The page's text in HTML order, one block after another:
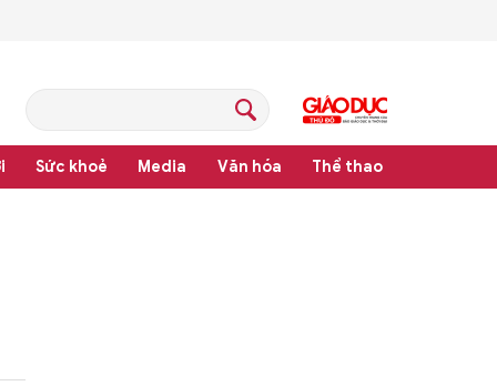
Sức khoẻ Media Văn hóa Thể thao